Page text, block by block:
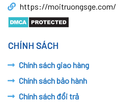
https://moitruongsge.com/
CHÍNH SÁCH
Chính sách giao hàng
Chính sách bảo hành
Chính sách đổi trả